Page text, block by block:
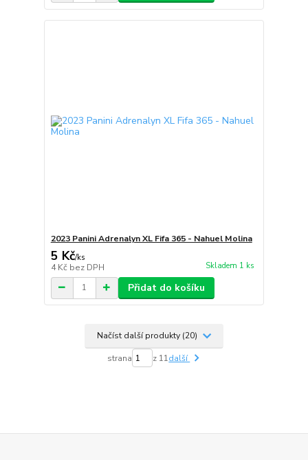
2023 Panini Adrenalyn XL Fifa 365 - Nahuel Molina
5 Kč/ks
4 Kč bez DPH Skladem 1 ks
Přidat do košíku
Načíst další produkty (20)
strana z 11další